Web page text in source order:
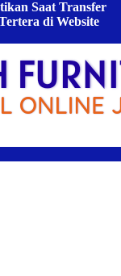
Saat Transfer
di Website